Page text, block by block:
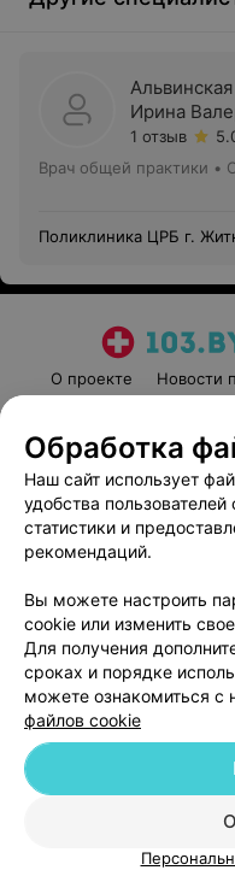
Альвинская
Ирина
1 отзыв
Врач общей практики •
Поликлиника ЦРБ г.
О проекте Новости
Пользовательское
Написать
Обработка
© 2026 ООО «Артокс Лаб», УНП
Служба
Обработка
Наш сайт использует
удобства
статистики и
рекомендаций.
Вы можете настроить
cookie или изменить
Для получения
сроках и порядке
можете ознакомиться с
файлов cookie